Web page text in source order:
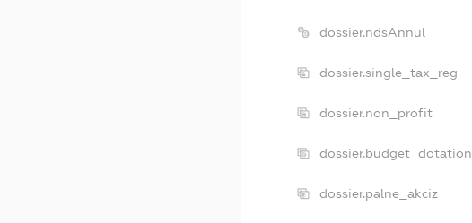
dossier.ndsAnnul
dossier.single_tax_reg
dossier.non_profit
dossier.budget_dotation
dossier.palne_akciz